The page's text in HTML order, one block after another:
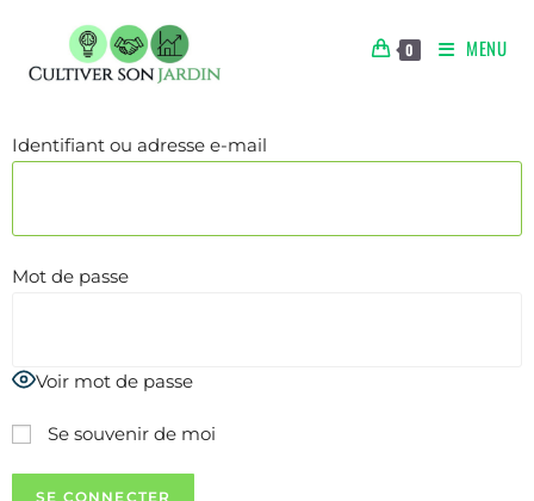
0 MENU
Identifiant ou adresse e-mail
Mot de passe
Voir mot de passe
Se souvenir de moi